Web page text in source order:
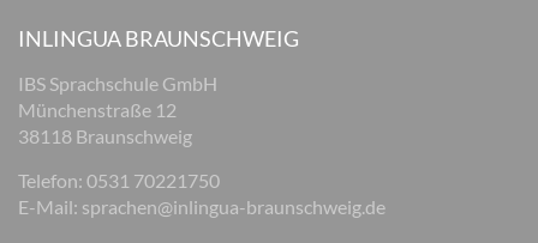
INLINGUA BRAUNSCHWEIG
IBS Sprachschule GmbH
Münchenstraße 12
38118 Braunschweig
Telefon: 0531 70221750
E-Mail: sprachen@inlingua-braunschweig.de